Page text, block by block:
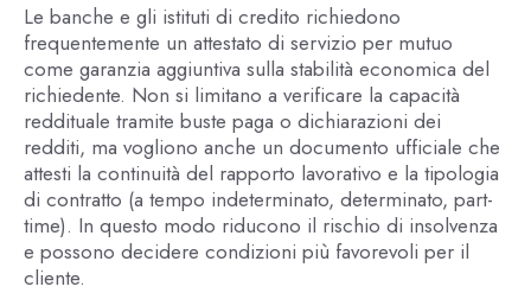
Le banche e gli istituti di credito richiedono
frequentemente un attestato di servizio per mutuo
come garanzia aggiuntiva sulla stabilità economica del
richiedente. Non si limitano a verificare la capacità
reddituale tramite buste paga o dichiarazioni dei
redditi, ma vogliono anche un documento ufficiale che
attesti la continuità del rapporto lavorativo e la tipologia
di contratto (a tempo indeterminato, determinato, part-
time). In questo modo riducono il rischio di insolvenza
e possono decidere condizioni più favorevoli per il
cliente.